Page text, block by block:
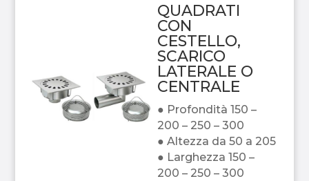
QUADRATI
CON
CESTELLO,
SCARICO
LATERALE O
CENTRALE
● Profondità 150 –
200 – 250 – 300
● Altezza da 50 a 205
● Larghezza 150 –
200 – 250 – 300